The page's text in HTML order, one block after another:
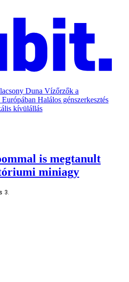
Duna Vízőrzők a
Halálos génszerkesztés
kívülállás
is megtanult
miniagy
3.